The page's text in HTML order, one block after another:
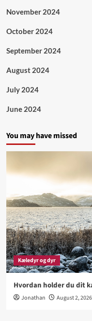
November 2024
October 2024
September 2024
August 2024
July 2024
June 2024
You may have missed
Kæledyr og dyr
Hvordan holder du dit
Jonathan August 2, 2026